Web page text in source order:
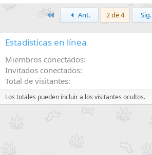
PrimeroAnt. 2 de 4 Sig.
Estadísticas en línea
Miembros conectados
Invitados conectados
Total de visitantes
Los totales pueden incluir a los visitantes ocultos.